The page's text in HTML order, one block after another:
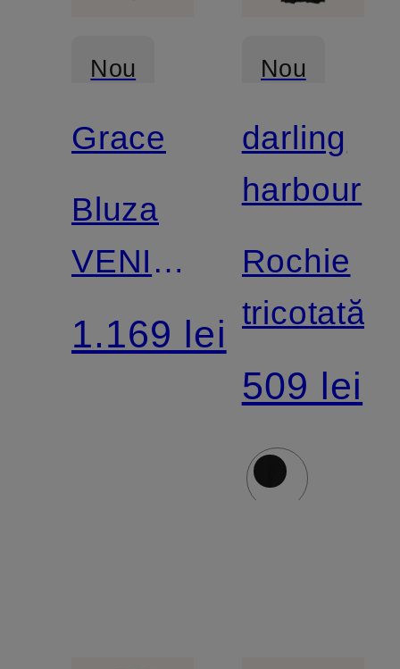
Nou
Grace
Bluza
VENICE
cu
volane
1.169 lei
Nou
darling
harbour
Rochie
tricotată
509 lei